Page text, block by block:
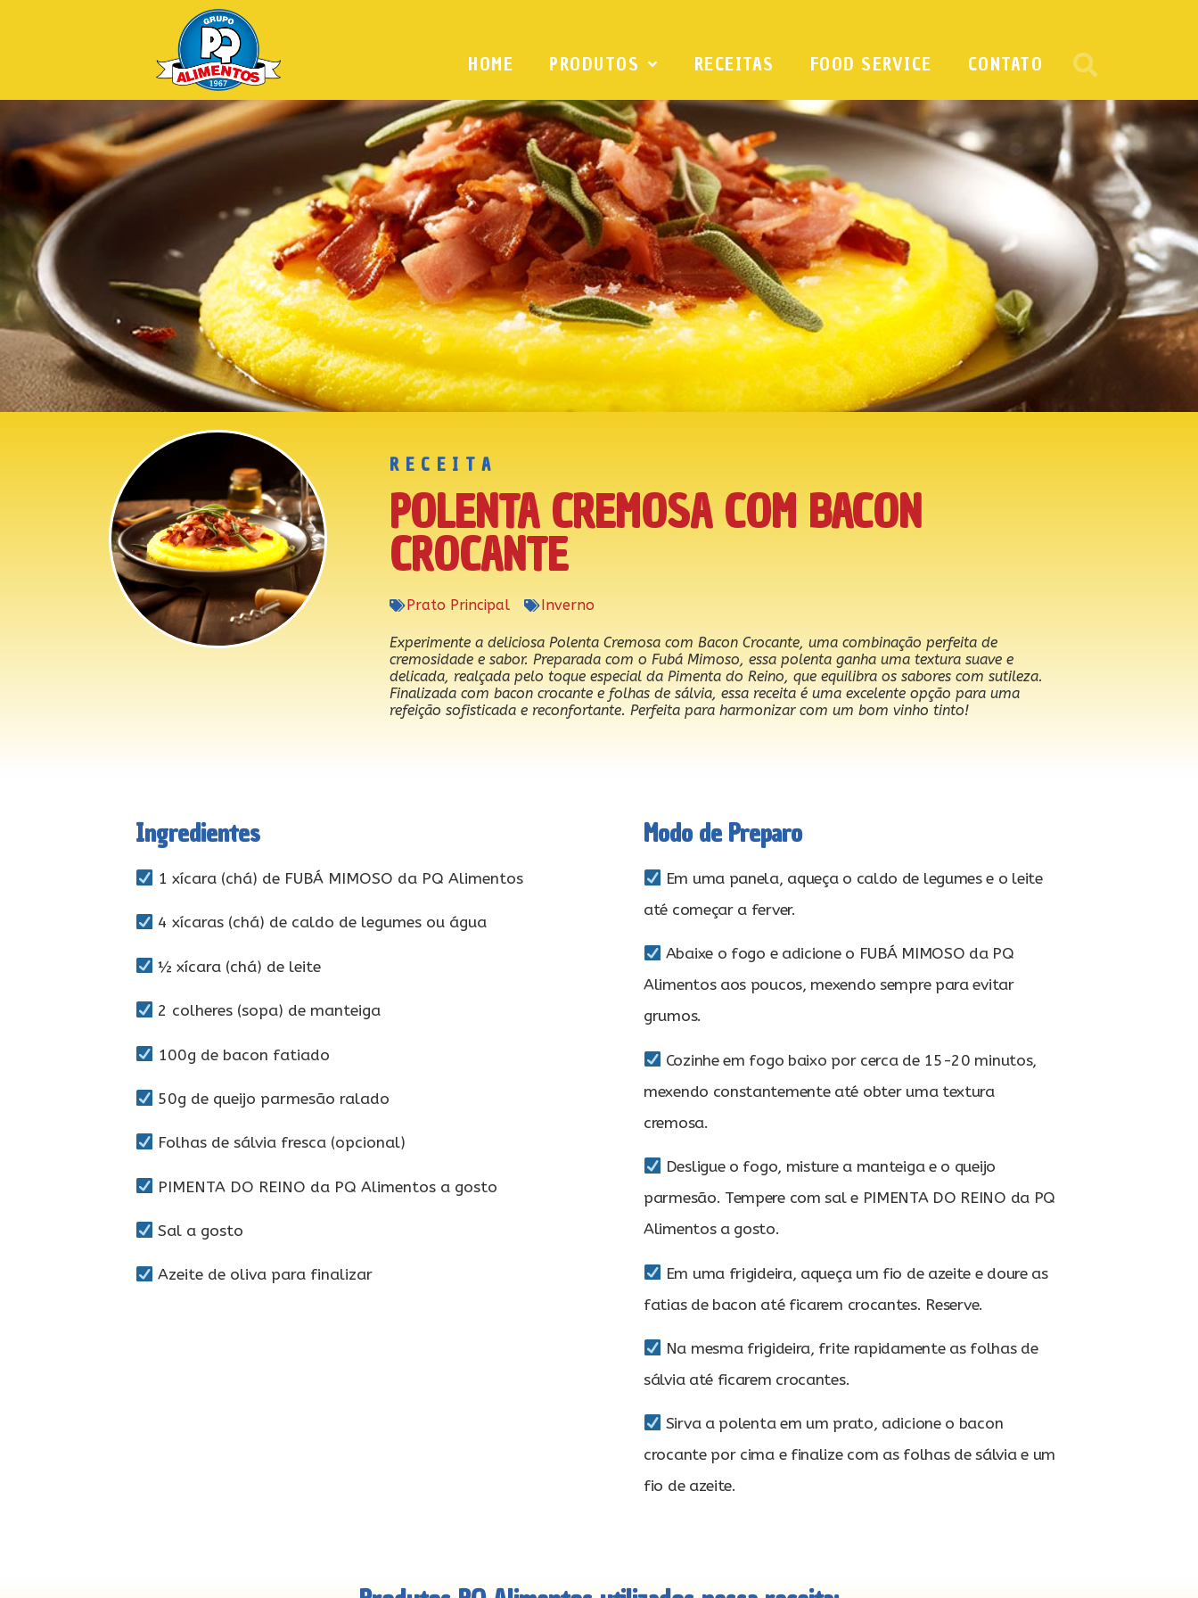
HOME PRODUTOS RECEITAS FOOD SERVICE CONTATO
RECEITA
POLENTA CREMOSA COM BACON
CROCANTE
Prato Principal Inverno
Experimente a deliciosa Polenta Cremosa com Bacon Crocante, uma combinação perfeita de
cremosidade e sabor. Preparada com o Fubá Mimoso, essa polenta ganha uma textura suave e
delicada, realçada pelo toque especial da Pimenta do Reino, que equilibra os sabores com sutileza.
Finalizada com bacon crocante e folhas de sálvia, essa receita é uma excelente opção para uma
refeição sofisticada e reconfortante. Perfeita para harmonizar com um bom vinho tinto!
Ingredientes
1 xícara (chá) de FUBÁ MIMOSO da PQ Alimentos
4 xícaras (chá) de caldo de legumes ou água
½ xícara (chá) de leite
2 colheres (sopa) de manteiga
100g de bacon fatiado
50g de queijo parmesão ralado
Folhas de sálvia fresca (opcional)
PIMENTA DO REINO da PQ Alimentos a gosto
Sal a gosto
Azeite de oliva para finalizar
Modo de Preparo
Em uma panela, aqueça o caldo de legumes e o leite
até começar a ferver.
Abaixe o fogo e adicione o FUBÁ MIMOSO da PQ
Alimentos aos poucos, mexendo sempre para evitar
grumos.
Cozinhe em fogo baixo por cerca de 15-20 minutos,
mexendo constantemente até obter uma textura
cremosa.
Desligue o fogo, misture a manteiga e o queijo
parmesão. Tempere com sal e PIMENTA DO REINO da PQ
Alimentos a gosto.
Em uma frigideira, aqueça um fio de azeite e doure as
fatias de bacon até ficarem crocantes. Reserve.
Na mesma frigideira, frite rapidamente as folhas de
sálvia até ficarem crocantes.
Sirva a polenta em um prato, adicione o bacon
crocante por cima e finalize com as folhas de sálvia e um
fio de azeite.